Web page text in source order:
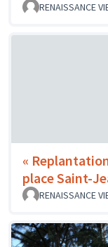
RENAISSANCE
«
place Saint-
RENAISSANCE